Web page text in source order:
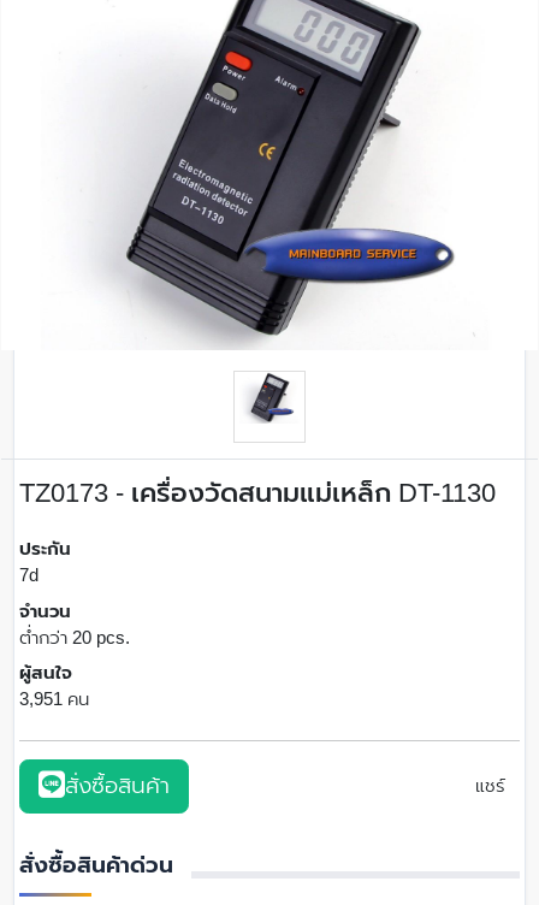
TZ0173 - เครื่องวัดสนามแม่เหล็ก DT-1130
ประกัน
7d
จำนวน
ต่ำกว่า 20 pcs.
ผู้สนใจ
3,951 คน
สั่งซื้อสินค้า แชร์
สั่งซื้อสินค้าด่วน